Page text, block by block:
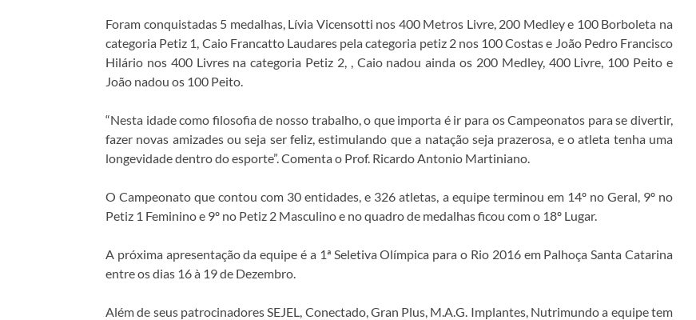
Foram conquistadas 5 medalhas, Lívia Vicensotti nos 400 Metros Livre, 200 Medley e 100 Borboleta na
categoria Petiz 1, Caio Francatto Laudares pela categoria petiz 2 nos 100 Costas e João Pedro Francisco
Hilário nos 400 Livres na categoria Petiz 2, , Caio nadou ainda os 200 Medley, 400 Livre, 100 Peito e
João nadou os 100 Peito.
“Nesta idade como filosofia de nosso trabalho, o que importa é ir para os Campeonatos para se divertir,
fazer novas amizades ou seja ser feliz, estimulando que a natação seja prazerosa, e o atleta tenha uma
longevidade dentro do esporte”. Comenta o Prof. Ricardo Antonio Martiniano.
O Campeonato que contou com 30 entidades, e 326 atletas, a equipe terminou em 14º no Geral, 9º no
Petiz 1 Feminino e 9º no Petiz 2 Masculino e no quadro de medalhas ficou com o 18º Lugar.
A próxima apresentação da equipe é a 1ª Seletiva Olímpica para o Rio 2016 em Palhoça Santa Catarina
entre os dias 16 à 19 de Dezembro.
Além de seus patrocinadores SEJEL, Conectado, Gran Plus, M.A.G. Implantes, Nutrimundo a equipe tem